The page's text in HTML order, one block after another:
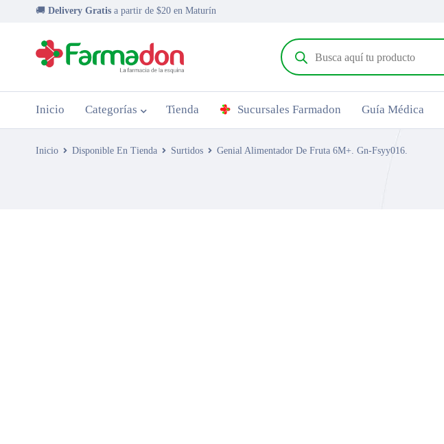
🚚 Delivery Gratis a partir de $20 en Maturín
Inicio Categorías Tienda Sucursales Farmadon Guía Médica
Inicio Disponible En Tienda Surtidos Genial Alimentador De Fruta 6M+. Gn-Fsyy016.